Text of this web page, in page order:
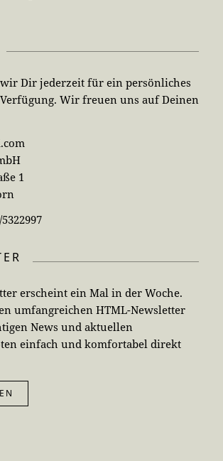
Dir jederzeit für ein persönliches
Wir freuen uns auf Deinen
1
erscheint ein Mal in der Woche.
umfangreichen HTML-Newsletter
News und aktuellen
einfach und komfortabel direkt